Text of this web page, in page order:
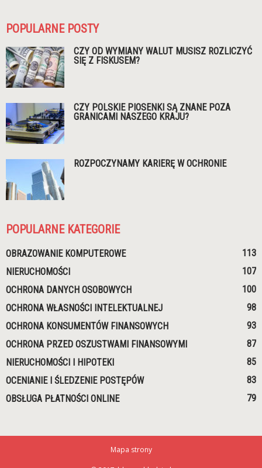
POPULARNE POSTY
CZY OD WYMIANY WALUT MUSISZ ROZLICZYĆ
SIĘ Z FISKUSEM?
CZY POLSKIE PIOSENKI SĄ ZNANE POZA
GRANICAMI NASZEGO KRAJU?
ROZPOCZYNAMY KARIERĘ W OCHRONIE
POPULARNE KATEGORIE
OBRAZOWANIE KOMPUTEROWE
113
NIERUCHOMOŚCI
107
OCHRONA DANYCH OSOBOWYCH
100
OCHRONA WŁASNOŚCI INTELEKTUALNEJ
98
OCHRONA KONSUMENTÓW FINANSOWYCH
93
OCHRONA PRZED OSZUSTWAMI FINANSOWYMI
87
NIERUCHOMOŚCI I HIPOTEKI
85
OCENIANIE I ŚLEDZENIE POSTĘPÓW
83
OBSŁUGA PŁATNOŚCI ONLINE
79
Mapa strony